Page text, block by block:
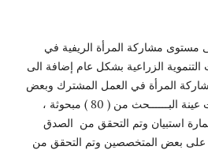
مشاركة المرأة الريفية في
الزراعية بشكل عام إضافة الى
مشاركة المرأة في العمل المشترك وبعض
المتغيرات الشخصية ، وتكونت عينة البــــــحث من ( 80 ) مبحوثة ،
استبيان وتم التحقق من الصدق
على بعض المتخصصين وتم التحقق من